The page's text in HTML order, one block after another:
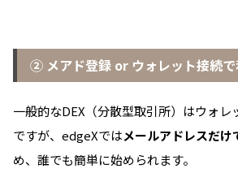
② メアド登録 or ウォレット接続
一般的なDEX（分散型取引所）はウォレ
ですが、edgeXではメールアドレスだけ
め、誰でも簡単に始められます。